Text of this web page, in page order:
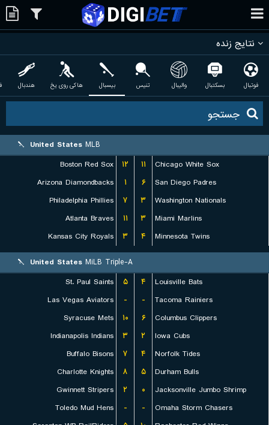
نتایج زنده
فوتبال بسکتبال والیبال تنیس بیسبال هاکی روی یخ هندبال
United States MLB
Boston Red Sox
۱۲ ۱۱
Chicago White Sox
Arizona Diamondbacks
۱ ۶
San Diego Padres
Philadelphia Phillies
۷ ۳
Washington Nationals
Atlanta Braves
۱۱ ۳
Miami Marlins
Kansas City Royals
۳ ۴ Minnesota Twins
United States MiLB Triple-A
St. Paul Saints
۵ ۴
Louisville Bats
Las Vegas Aviators
- -
Tacoma Rainiers
Syracuse Mets
۱۰ ۶
Columbus Clippers
Indianapolis Indians
۳ ۲
Iowa Cubs
Buffalo Bisons
۷ ۴
Norfolk Tides
Charlotte Knights
۸ ۵
Durham Bulls
Gwinnett Stripers
۲ ۰
Jacksonville Jumbo Shrimp
Toledo Mud Hens
- -
Omaha Storm Chasers